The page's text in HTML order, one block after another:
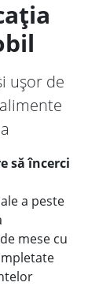
ușor de
să încerci
a peste
mese cu